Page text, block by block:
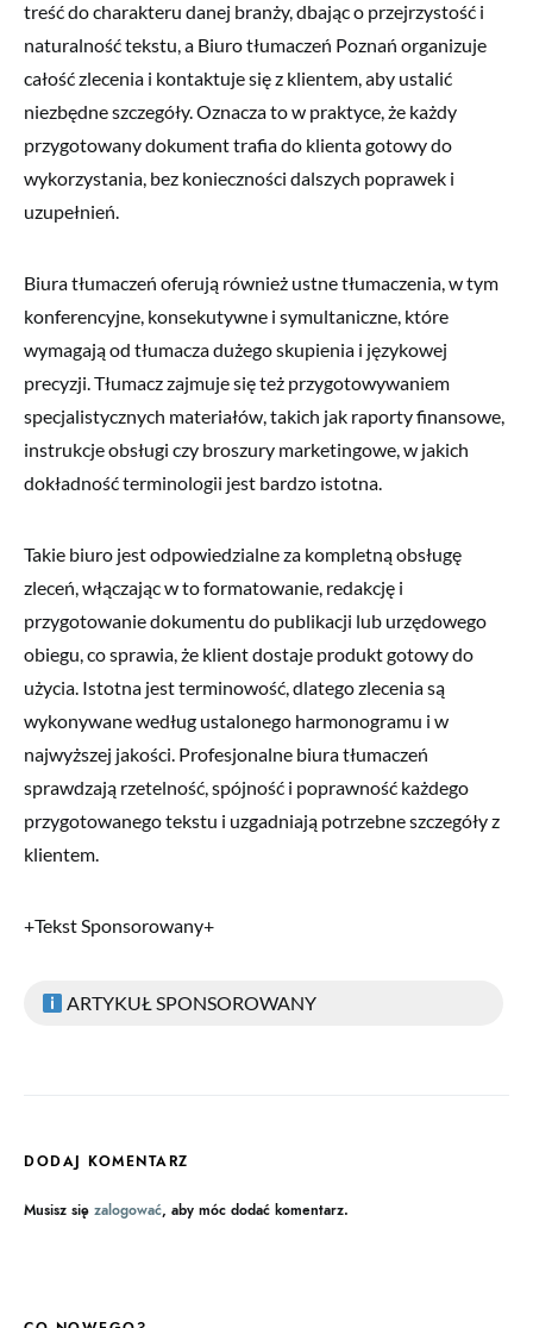
treść do charakteru danej branży, dbając o przejrzystość i
naturalność tekstu, a Biuro tłumaczeń Poznań organizuje
całość zlecenia i kontaktuje się z klientem, aby ustalić
niezbędne szczegóły. Oznacza to w praktyce, że każdy
przygotowany dokument trafia do klienta gotowy do
wykorzystania, bez konieczności dalszych poprawek i
uzupełnień.
Biura tłumaczeń oferują również ustne tłumaczenia, w tym
konferencyjne, konsekutywne i symultaniczne, które
wymagają od tłumacza dużego skupienia i językowej
precyzji. Tłumacz zajmuje się też przygotowywaniem
specjalistycznych materiałów, takich jak raporty finansowe,
instrukcje obsługi czy broszury marketingowe, w jakich
dokładność terminologii jest bardzo istotna.
Takie biuro jest odpowiedzialne za kompletną obsługę
zleceń, włączając w to formatowanie, redakcję i
przygotowanie dokumentu do publikacji lub urzędowego
obiegu, co sprawia, że klient dostaje produkt gotowy do
użycia. Istotna jest terminowość, dlatego zlecenia są
wykonywane według ustalonego harmonogramu i w
najwyższej jakości. Profesjonalne biura tłumaczeń
sprawdzają rzetelność, spójność i poprawność każdego
przygotowanego tekstu i uzgadniają potrzebne szczegóły z
klientem.
+Tekst Sponsorowany+
ARTYKUŁ SPONSOROWANY
DODAJ KOMENTARZ
Musisz się zalogować, aby móc dodać komentarz.